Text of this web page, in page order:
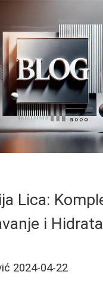
Lica:
i
2024-04-22